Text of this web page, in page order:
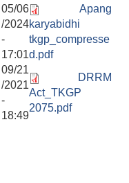
05/06
/2024
-
17:01
Apang
karyabidhi
tkgp_compresse
d.pdf
09/21
/2021
-
18:49
DRRM
Act_TKGP
2075.pdf